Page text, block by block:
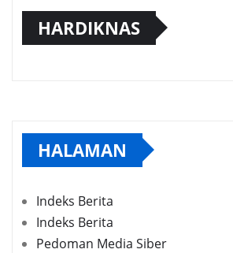
HARDIKNAS
HALAMAN
Indeks Berita
Indeks Berita
Pedoman Media Siber